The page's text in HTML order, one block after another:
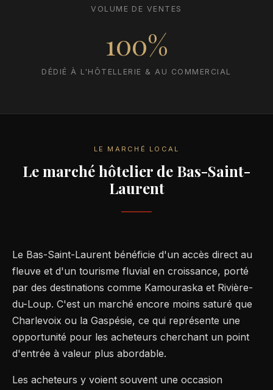
VOLUME DE VENTES
100%
DÉDIÉ À L'HÔTELLERIE & AU COMMERCIAL
LE MARCHÉ LOCAL
Le marché hôtelier de Bas-Saint-
Laurent
Le Bas-Saint-Laurent bénéficie d'un accès direct au
fleuve et d'un tourisme fluvial en croissance, porté
par des destinations comme Kamouraska et Rivière-
du-Loup. C'est un marché encore moins saturé que
Charlevoix ou la Gaspésie, ce qui représente une
opportunité pour les acheteurs cherchant un point
d'entrée à valeur plus abordable.
Les acheteurs y voient souvent une occasion